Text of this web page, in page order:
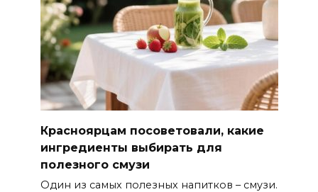
Красноярцам посоветовали, какие
ингредиенты выбирать для
полезного смузи
Один из самых полезных напитков – смузи.